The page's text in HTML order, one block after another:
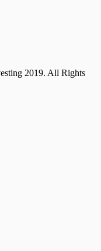
2019. All Rights